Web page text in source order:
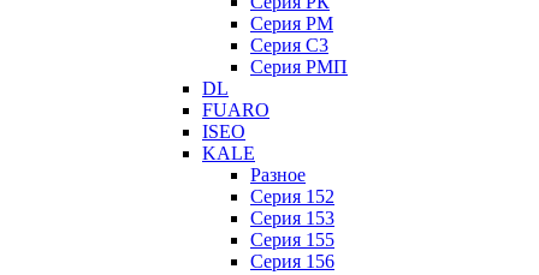
Серия РМ
Серия С3
Серия РМП
DL
FUARO
ISEO
KALE
Разное
Серия 152
Серия 153
Серия 155
Серия 156